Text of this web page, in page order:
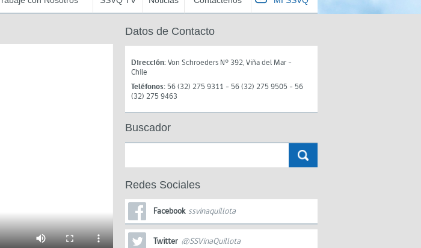
Datos de Contacto
Dirección:Von Schroeders N° 392, Viña del Mar -
Chile
Teléfonos: 56 (32) 275 9311 - 56 (32) 275 9505 - 56
(32) 275 9463
Buscador
Redes Sociales
Facebook ssvinaquillota
Twitter @SSVinaQuillota